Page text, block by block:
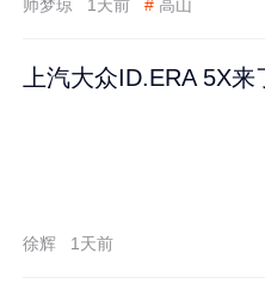
师梦琼 1天前 # 高山
上汽大众ID.ERA 5X
徐辉 1天前